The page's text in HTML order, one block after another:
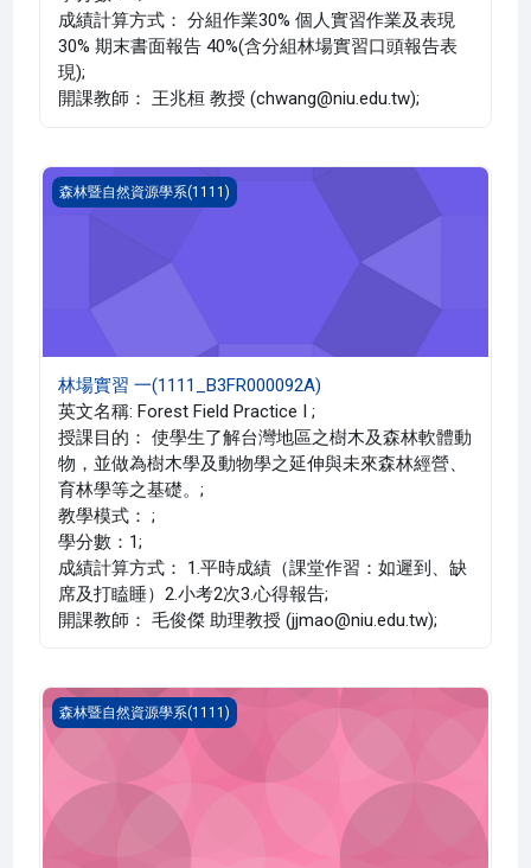
成績計算方式： 分組作業30% 個人實習作業及表現
30% 期末書面報告 40%(含分組林場實習口頭報告表
現);
開課教師： 王兆桓 教授 (chwang@niu.edu.tw);
林場實習 一(1111_B3FR000092A)
森林暨自然資源學系(1111)
林場實習 一(1111_B3FR000092A)
英文名稱: Forest Field Practice I ;
授課目的： 使學生了解台灣地區之樹木及森林軟體動
物，並做為樹木學及動物學之延伸與未來森林經營、
育林學等之基礎。;
教學模式： ;
學分數：1;
成績計算方式： 1.平時成績（課堂作習：如遲到、缺
席及打瞌睡）2.小考2次3.心得報告;
開課教師： 毛俊傑 助理教授 (jjmao@niu.edu.tw);
林產學 一(1111_B3FR000086A)
森林暨自然資源學系(1111)